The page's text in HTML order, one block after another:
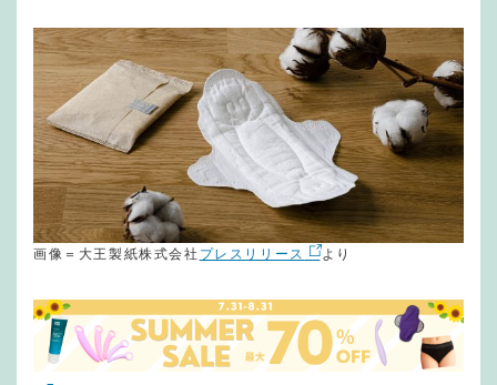
画像＝大王製紙株式会社 プレスリリース より